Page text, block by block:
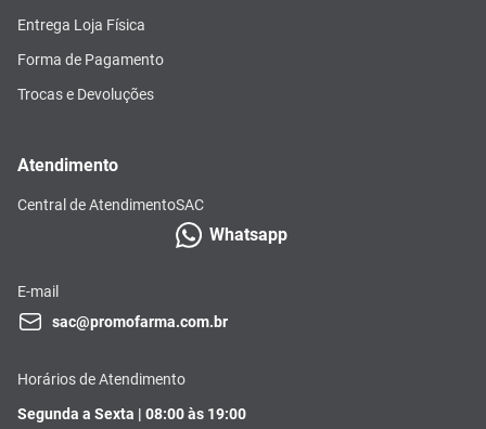
Entrega Loja Física
Forma de Pagamento
Trocas e Devoluções
Atendimento
Central de AtendimentoSAC
Whatsapp
E-mail
sac@promofarma.com.br
Horários de Atendimento
Segunda a Sexta | 08:00 às 19:00